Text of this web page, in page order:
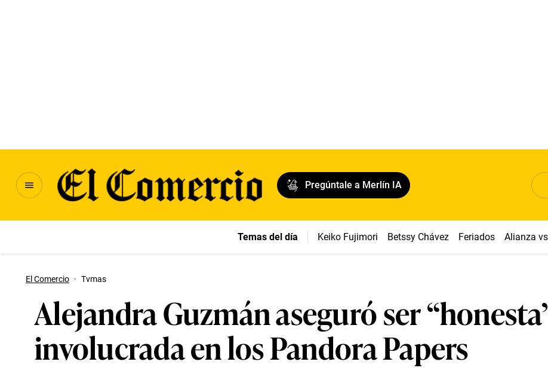
Pregúntale a Merlín IA
Temas del día Keiko Fujimori Betssy Chávez Feriados Alianza vs
El Comercio · Tvmas
Alejandra Guzmán aseguró ser
involucrada en los Pandora Papers